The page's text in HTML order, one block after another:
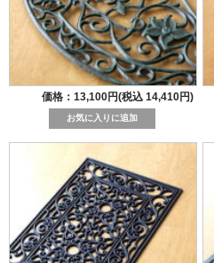
価格：13,100円(税込 14,410円)